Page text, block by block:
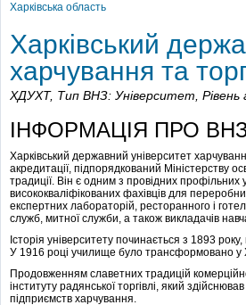
Харківська область
Харківський
харчування та
ХДУХТ, Тип ВНЗ: Університет, Рівень
ІНФОРМАЦІЯ ПРО
Харківський державний університет
акредитації, підпорядкований Міністерству
традиції. Він є одним з провідних профільних
висококваліфікованих фахівців для
експертних лабораторій, ресторанного і
служб, митної служби, а також викладачів
Історія університету починається з 1893
У 1916 році училище було трансформовано у
Продовженням славетних традицій
інституту радянської торгівлі, який
підприємств харчування.